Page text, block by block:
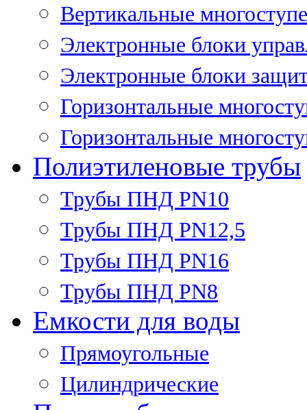
Вертикальные
Электронные блоки
Электронные блоки
Горизонтальные
Горизонтальные
Полиэтиленовые трубы
Трубы ПНД PN10
Трубы ПНД PN12,5
Трубы ПНД PN16
Трубы ПНД PN8
Емкости для воды
Прямоугольные
Цилиндрические